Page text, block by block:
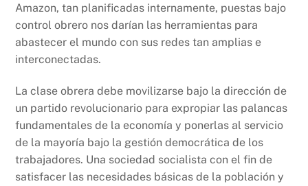
Amazon, tan planificadas internamente, puestas bajo
control obrero nos darían las herramientas para
abastecer el mundo con sus redes tan amplias e
interconectadas.
La clase obrera debe movilizarse bajo la dirección de
un partido revolucionario para expropiar las palancas
fundamentales de la economía y ponerlas al servicio
de la mayoría bajo la gestión democrática de los
trabajadores. Una sociedad socialista con el fin de
satisfacer las necesidades básicas de la población y